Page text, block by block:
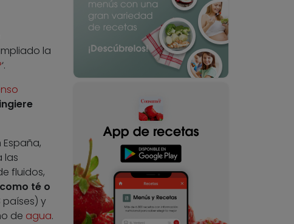
la
‘.
las
fluidos,
té o
países) y
de agua.